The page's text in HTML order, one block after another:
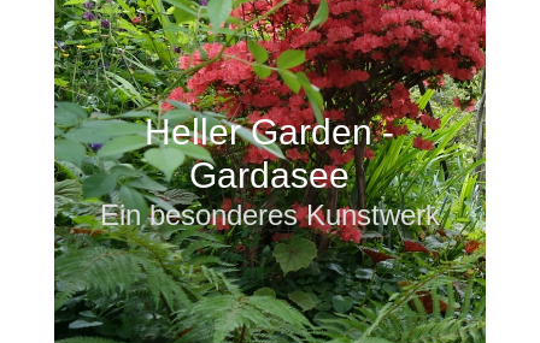
Heller Garden -
Gardasee
Ein besonderes Kunstwerk